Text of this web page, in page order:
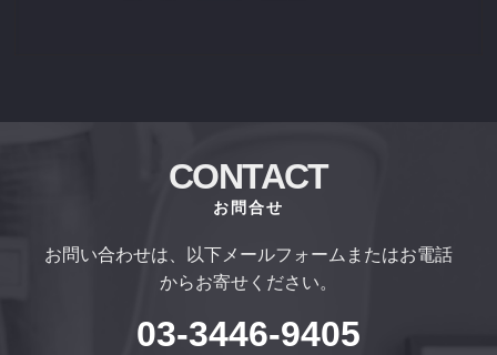
CONTACT
お問合せ
お問い合わせは、以下メールフォームまたはお電話
からお寄せください。
03-3446-9405